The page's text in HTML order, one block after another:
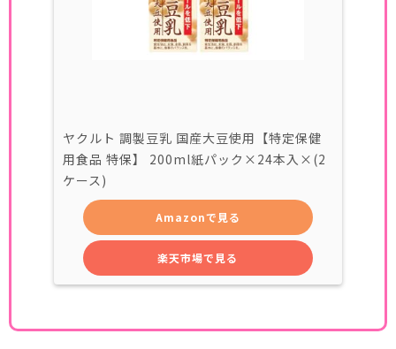
ヤクルト 調製豆乳 国産大豆使用【特定保健
用食品 特保】 200ml紙パック×24本入×(2
ケース)
Amazonで見る
楽天市場で見る